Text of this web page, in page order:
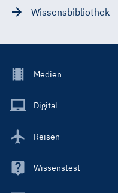
Wissensbibliothek
Footer
Main
Medien
Digital
Reisen
Wissenstest